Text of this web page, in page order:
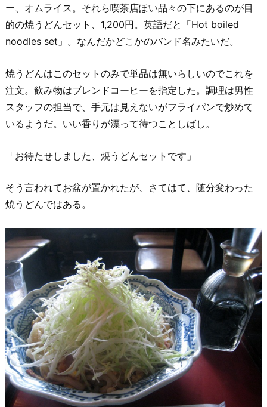
ー、オムライス。それら喫茶店ぽい品々の下にあるのが目
的の焼うどんセット、1,200円。英語だと「Hot boiled
noodles set」。なんだかどこかのバンド名みたいだ。
焼うどんはこのセットのみで単品は無いらしいのでこれを
注文。飲み物はブレンドコーヒーを指定した。調理は男性
スタッフの担当で、手元は見えないがフライパンで炒めて
いるようだ。いい香りが漂って待つことしばし。
「お待たせしました、焼うどんセットです」
そう言われてお盆が置かれたが、さてはて、随分変わった
焼うどんではある。